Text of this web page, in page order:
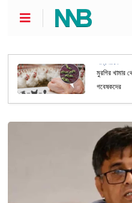
মুরগির খামার
গবেষকদের